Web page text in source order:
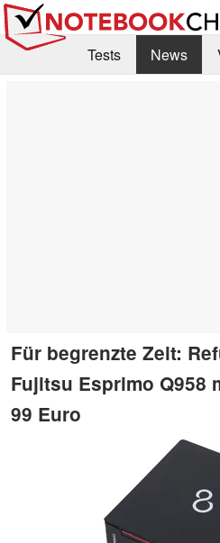
Tests News
Für begrenzte Zeit:
Fujitsu Esprimo Q958
99 Euro